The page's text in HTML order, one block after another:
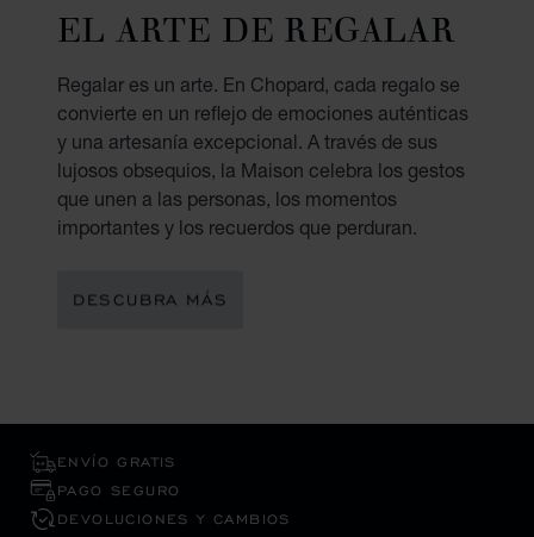
EL ARTE DE REGALAR
Regalar es un arte. En Chopard, cada regalo se
convierte en un reflejo de emociones auténticas
y una artesanía excepcional. A través de sus
lujosos obsequios, la Maison celebra los gestos
que unen a las personas, los momentos
importantes y los recuerdos que perduran.
DESCUBRA MÁS
ENVÍO GRATIS
PAGO SEGURO
DEVOLUCIONES Y CAMBIOS